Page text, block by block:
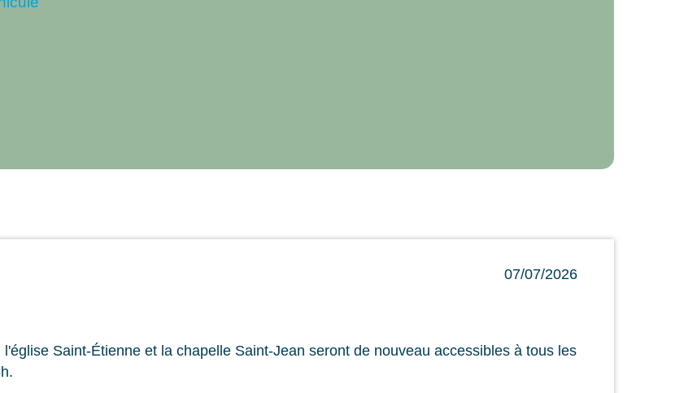
07/07/2026
Saint-Étienne et la chapelle Saint-Jean seront de nouveau accessibles à tous les